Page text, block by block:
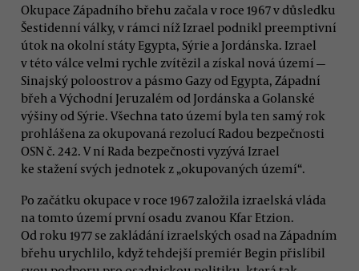
Okupace Západního břehu začala v roce 1967 v důsledku
Šestidenní války, v rámci níž Izrael podnikl preemptivní
útok na okolní státy Egypta, Sýrie a Jordánska. Izrael
v této válce velmi rychle zvítězil a získal nová území —
Sinajský poloostrov a pásmo Gazy od Egypta, Západní
břeh a Východní Jeruzalém od Jordánska a Golanské
výšiny od Sýrie. Všechna tato území byla ten samý rok
prohlášena za okupovaná rezolucí Radou bezpečnosti
OSN č. 242. V ní Rada bezpečnosti vyzývá Izrael
ke stažení svých jednotek z „okupovaných území“.
Po začátku okupace v roce 1967 založila izraelská vláda
na tomto území první osadu zvanou Kfar Etzion.
Od roku 1977 se zakládání izraelských osad na Západním
břehu urychlilo, když tehdejší premiér Begin přislíbil